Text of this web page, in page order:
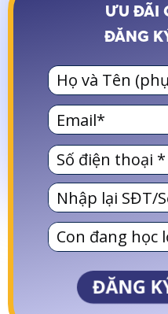
ƯU ĐÃI
ĐĂNG
ĐĂNG